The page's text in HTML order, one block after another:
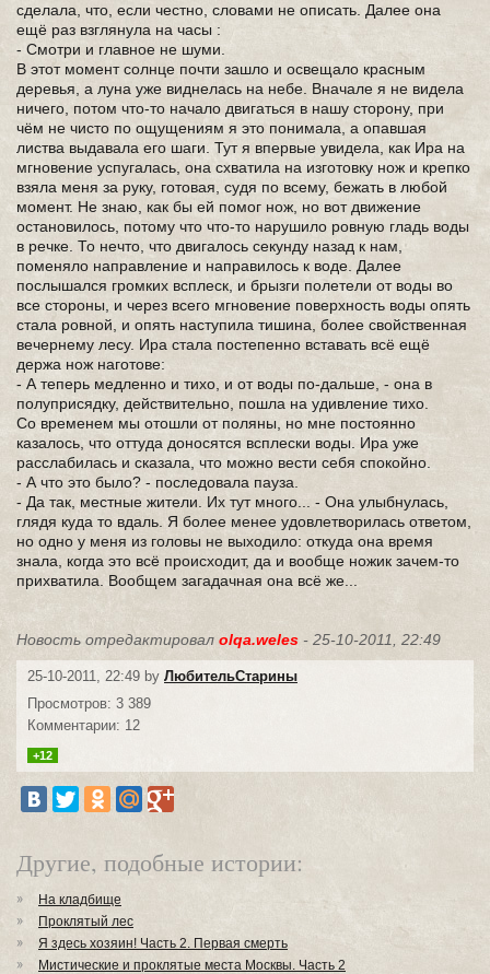
сделала, что, если честно, словами не описать. Далее она
ещё раз взглянула на часы :
- Смотри и главное не шуми.
В этот момент солнце почти зашло и освещало красным
деревья, а луна уже виднелась на небе. Вначале я не видела
ничего, потом что-то начало двигаться в нашу сторону, при
чём не чисто по ощущениям я это понимала, а опавшая
листва выдавала его шаги. Тут я впервые увидела, как Ира на
мгновение успугалась, она схватила на изготовку нож и крепко
взяла меня за руку, готовая, судя по всему, бежать в любой
момент. Не знаю, как бы ей помог нож, но вот движение
остановилось, потому что что-то нарушило ровную гладь воды
в речке. То нечто, что двигалось секунду назад к нам,
поменяло направление и направилось к воде. Далее
послышался громких всплеск, и брызги полетели от воды во
все стороны, и через всего мгновение поверхность воды опять
стала ровной, и опять наступила тишина, более свойственная
вечернему лесу. Ира стала постепенно вставать всё ещё
держа нож наготове:
- А теперь медленно и тихо, и от воды по-дальше, - она в
полуприсядку, действительно, пошла на удивление тихо.
Со временем мы отошли от поляны, но мне постоянно
казалось, что оттуда доносятся всплески воды. Ира уже
расслабилась и сказала, что можно вести себя спокойно.
- А что это было? - последовала пауза.
- Да так, местные жители. Их тут много... - Она улыбнулась,
глядя куда то вдаль. Я более менее удовлетворилась ответом,
но одно у меня из головы не выходило: откуда она время
знала, когда это всё происходит, да и вообще ножик зачем-то
прихватила. Вообщем загадачная она всё же...
Новость отредактировал olqa.weles - 25-10-2011, 22:49
25-10-2011, 22:49 by ЛюбительСтарины
Просмотров: 3 389
Комментарии: 12
+12
Другие, подобные истории:
На кладбище
Проклятый лес
Я здесь хозяин! Часть 2. Первая смерть
Мистические и проклятые места Москвы. Часть 2